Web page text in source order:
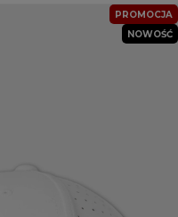
PROMOCJA
NOWOŚĆ